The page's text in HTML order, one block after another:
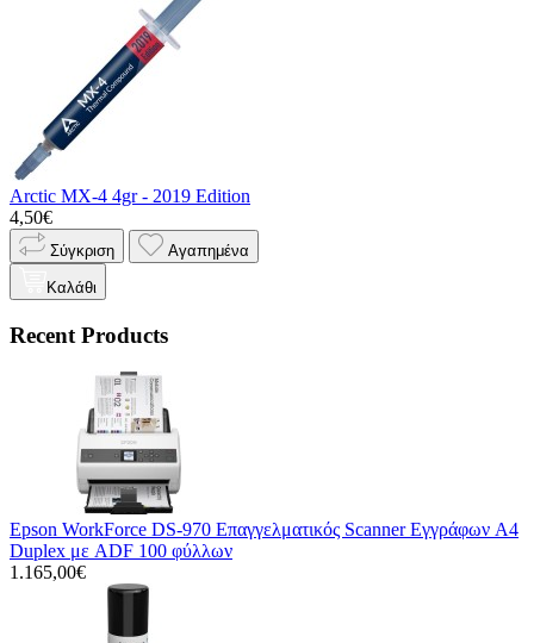
Arctic MX-4 4gr - 2019 Edition
4,50€
Σύγκριση Αγαπημένα
Καλάθι
Recent Products
Epson WorkForce DS-970 Επαγγελματικός Scanner Εγγράφων A4
Duplex με ADF 100 φύλλων
1.165,00€